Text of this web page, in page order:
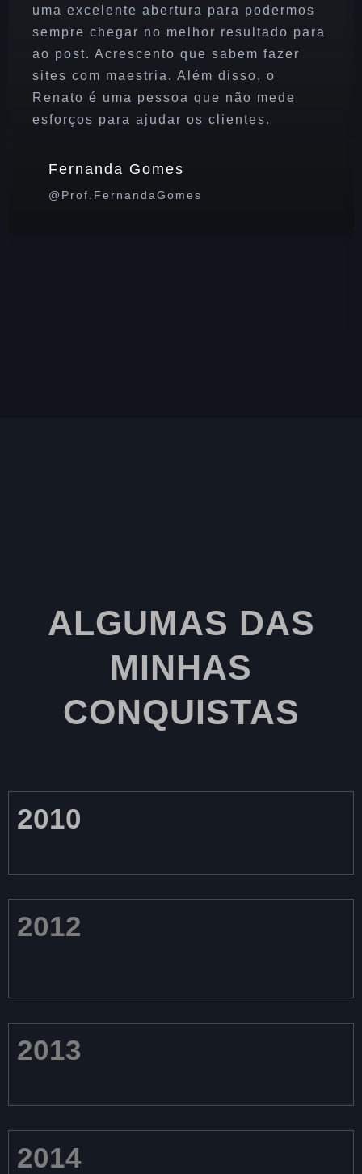
uma excelente abertura para podermos
sempre chegar no melhor resultado para
ao post. Acrescento que sabem fazer
sites com maestria. Além disso, o
Renato é uma pessoa que não mede
esforços para ajudar os clientes.
Fernanda Gomes
@prof.FernandaGomes
ALGUMAS DAS
MINHAS
CONQUISTAS
2010
2012
2013
2014